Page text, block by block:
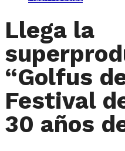
Llega la
“Golfus
Festival
30 años